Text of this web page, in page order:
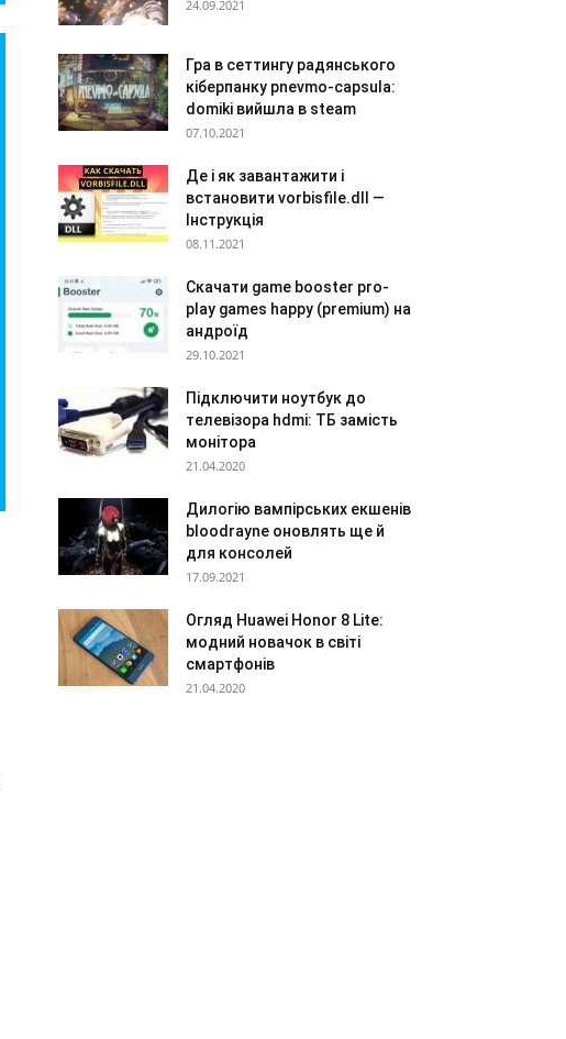
24.09.2021
Гра в сеттингу радянського
кіберпанку pnevmo-capsula:
domiki вийшла в steam
07.10.2021
Де і як завантажити і
встановити vorbisfile.dll —
Інструкція
08.11.2021
Скачати game booster pro-
play games happy (premium) на
андроїд
29.10.2021
Підключити ноутбук до
телевізора hdmi: ТБ замість
монітора
21.04.2020
Дилогію вампірських екшенів
bloodrayne оновлять ще й
для консолей
17.09.2021
Огляд Huawei Honor 8 Lite:
модний новачок в світі
смартфонів
21.04.2020